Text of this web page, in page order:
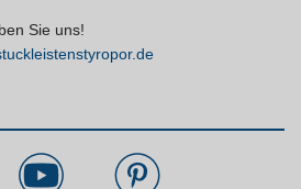
Sie uns!